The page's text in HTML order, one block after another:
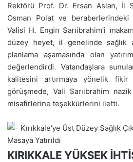
Rektörü Prof. Dr. Ersan Aslan, İl
Osman Polat ve beraberlerindeki
Valisi H. Engin Sarıibrahim’i
düzey heyet, il genelinde sağlık
planlama aşamasında olan
değerlendirdi. Vatandaşlara
kalitesini artırmaya yönelik fikir
görüşmede, Vali Sarıibrahim
misafirlerine teşekkürlerini iletti.
KIRIKKALE YÜKSEK